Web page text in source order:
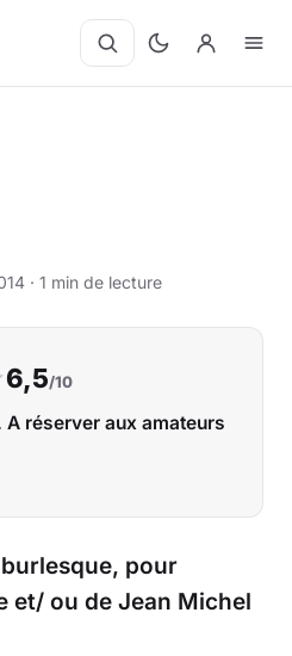
· 1 min de lecture
Notre note :
6,5/10
réserver aux amateurs
pour
et/ ou de Jean Michel